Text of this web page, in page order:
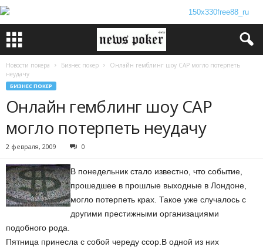
Новости покера Бизнес покер
Онлайн гемблинг шоу CAP могло потерпеть
неудачу
БИЗНЕС ПОКЕР
Онлайн гемблинг шоу CAP
могло потерпеть неудачу
2 февраля, 2009 0
В понедельник стало известно, что событие,
прошедшее в прошлые выходные в Лондоне,
могло потерпеть крах. Такое уже случалось с
другими престижными организациями
подобного рода.
Пятница принесла с собой череду ссор.В одной из них